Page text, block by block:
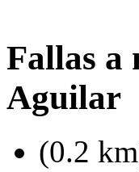
Fallas a
Aguilar
(0.2